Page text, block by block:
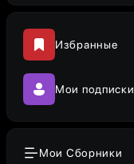
Избранные
Мои подписки
Мои Сборники